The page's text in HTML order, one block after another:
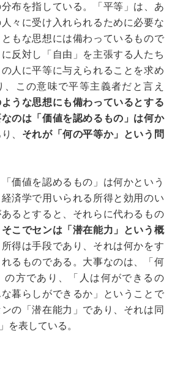
分布を指している。「平等」は、あ
々に受け入れられるために必要な
もな思想には備わっているもので
反対し「自由」を主張する人たち
人に平等に与えられることを求め
、この意味で平等主義者だと言え
うな思想にも備わっているとする
のは「価値を認めるもの」は何か
、 それが「何の平等か」という問
価値を認めるもの」は何かという
済学で用いられる所得と効用のい
るとすると、それらに代わるもの
そこでセンは「潜在能力」という概
所得は手段であり、それは何かをす
るものである。大事なのは、「何
の方であり、「人は何ができるの
暮らしができるか」ということで
の「潜在能力」であり、それは同
を表している。